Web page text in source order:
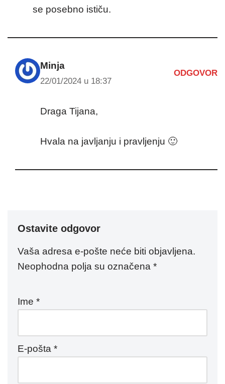
se posebno ističu.
Minja
22/01/2024 u 18:37
ODGOVOR
Draga Tijana,
Hvala na javljanju i pravljenju 🙂
Ostavite odgovor
Vaša adresa e-pošte neće biti objavljena.
Neophodna polja su označena *
Ime *
E-pošta *